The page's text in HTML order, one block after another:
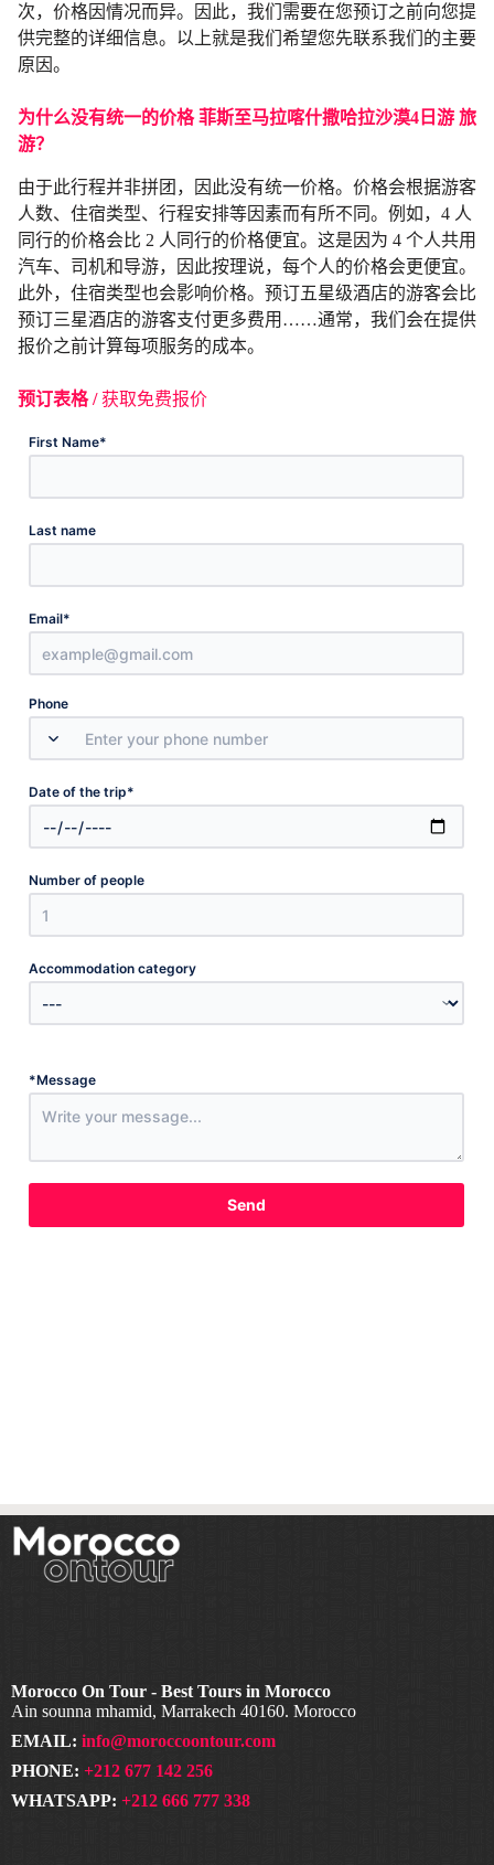
次，价格因情况而异。因此，我们需要在您预订之前向您提
供完整的详细信息。以上就是我们希望您先联系我们的主要
原因。
为什么没有统一的价格菲斯至马拉喀什撒哈拉沙漠4日游 旅
游？
由于此行程并非拼团，因此没有统一价格。价格会根据游客
人数、住宿类型、行程安排等因素而有所不同。例如，4 人
同行的价格会比 2 人同行的价格便宜。这是因为 4 个人共用
汽车、司机和导游，因此按理说，每个人的价格会更便宜。
此外，住宿类型也会影响价格。预订五星级酒店的游客会比
预订三星酒店的游客支付更多费用……通常，我们会在提供
报价之前计算每项服务的成本。
预订表格 /获取免费报价
First Name*
Last name
Email*
Phone
Date of the trip*
Number of people
Accommodation category
*Message
Send
Morocco On Tour - Best Tours in Morocco
Ain sounna mhamid, Marrakech 40160. Morocco
EMAIL: info@moroccoontour.com
PHONE: +212 677 142 256
WHATSAPP: +212 666 777 338